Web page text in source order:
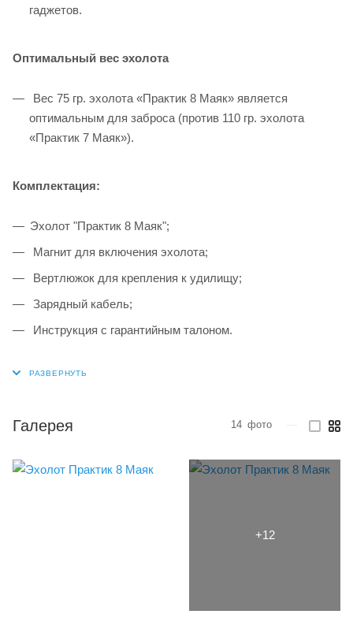
гаджетов.
Оптимальный вес эхолота
Вес 75 гр. эхолота «Практик 8 Маяк» является
оптимальным для заброса (против 110 гр. эхолота
«Практик 7 Маяк»).
Комплектация:
Эхолот "Практик 8 Маяк";
Магнит для включения эхолота;
Вертлюжок для крепления к удилищу;
Зарядный кабель;
Инструкция с гарантийным талоном.
Галерея 14 фото